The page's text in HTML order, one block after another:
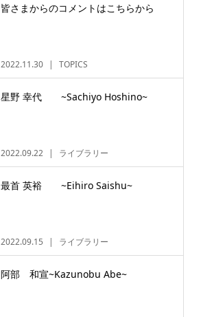
皆さまからのコメントはこちらから
2022.11.30 TOPICS
星野 幸代 ~Sachiyo Hoshino~
2022.09.22 ライブラリー
最首 英裕 ~Eihiro Saishu~
2022.09.15 ライブラリー
阿部 和宣~Kazunobu Abe~